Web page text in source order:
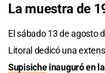
La muestra de
El sábado 13 de agosto
Litoral dedicó una
Supisicheinauguró en